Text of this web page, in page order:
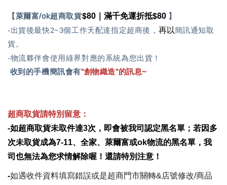
【萊爾富/ok超商取貨$80｜滿千免運折抵$80】
-出貨後最快2~3個工作天配達指定超商後， 再以簡訊通知取
貨。
-物流夥伴會使用綠界對應的系統為您出貨！
收到的手機簡訊會有"創物織造"的訊息~
超商取貨請特別留意：
-如超商取貨未取件達3次，即會被我司認定黑名單；若因多
次未取貨成為7-11、全家、萊爾富或ok物流的黑名單，我
司也無法為您求情解除喔！還請特別注意！
-如遇收件資料填寫錯誤或是超商門市關轉&店號修改/商品